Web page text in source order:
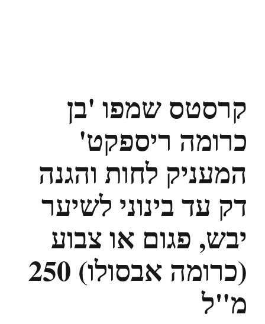
קרסטס שמפו 'בן
כרומה ריספקט'
המעניק לחות והגנה
דק עד בינוני לשיער
יבש, פגום או צבוע
(כרומה אבסולו) 250
מ"ל